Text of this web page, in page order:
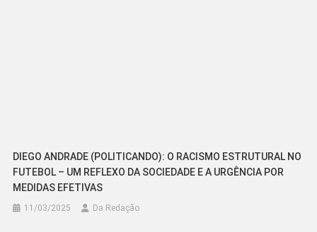
DIEGO ANDRADE (POLITICANDO): O RACISMO ESTRUTURAL NO
FUTEBOL – UM REFLEXO DA SOCIEDADE E A URGÊNCIA POR
MEDIDAS EFETIVAS
11/03/2025 Da Redação